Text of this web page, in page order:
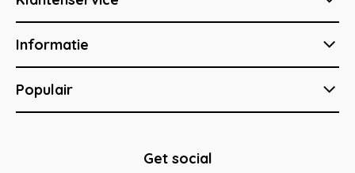
Informatie
Populair
Get social